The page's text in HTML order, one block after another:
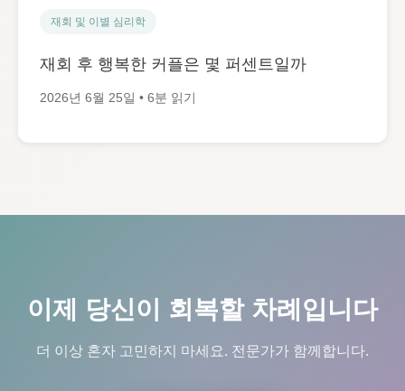
재회 및 이별 심리학
재회 후 행복한 커플은 몇 퍼센트일까
2026년 6월 25일 • 6분 읽기
이제 당신이 회복할 차례입니다
더 이상 혼자 고민하지 마세요. 전문가가 함께합니다.